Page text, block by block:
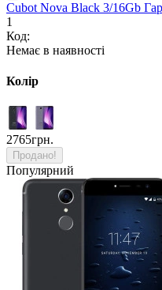
Cubot Nova Black 3/16Gb
1
Код:
Немає в наявності
Колір
2765грн.
Продано!
Популярний